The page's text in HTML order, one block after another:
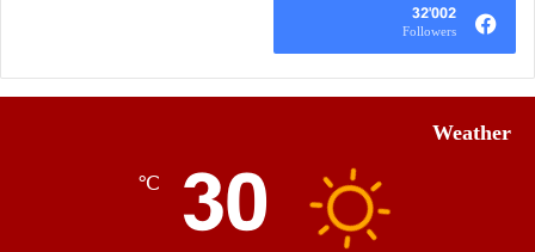
32٬002
Followers
Weather
30
℃